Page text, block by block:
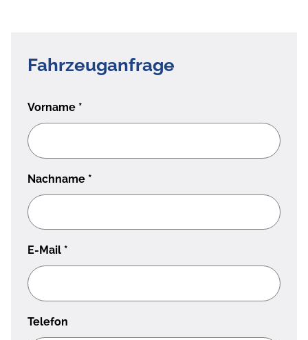
Fahrzeuganfrage
Vorname *
Nachname *
E-Mail *
Telefon